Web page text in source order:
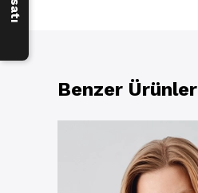
Benzer Ürünler